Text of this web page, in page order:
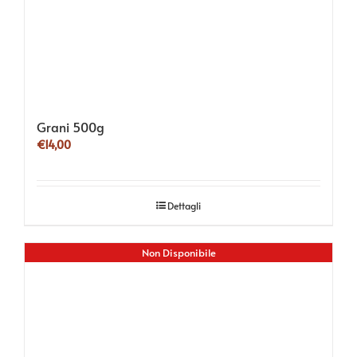
Grani 500g
€14,00
Dettagli
Non Disponibile